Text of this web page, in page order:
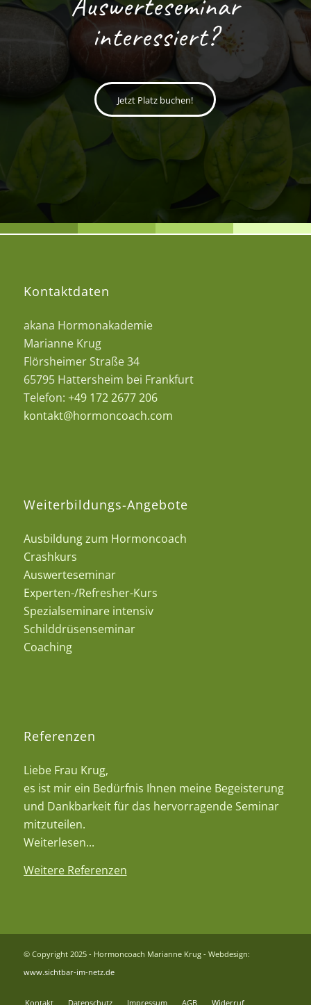
interessiert?
Jetzt Platz buchen!
Kontaktdaten
akana Hormonakademie
Marianne Krug
Flörsheimer Straße 34
65795 Hattersheim bei Frankfurt
Telefon: +49 172 2677 206
kontakt@hormoncoach.com
Weiterbildungs-Angebote
Ausbildung zum Hormoncoach
Crashkurs
Auswerteseminar
Experten-/Refresher-Kurs
Spezialseminare intensiv
Schilddrüsenseminar
Coaching
Referenzen
Liebe Frau Krug,
es ist mir ein Bedürfnis Ihnen meine Begeisterung
und Dankbarkeit für das hervorragende Seminar
mitzuteilen.
Weiterlesen...
Weitere Referenzen
© Copyright 2025 - Hormoncoach Marianne Krug - Webdesign:
www.sichtbar-im-netz.de
Kontakt Datenschutz Impressum AGB Widerruf